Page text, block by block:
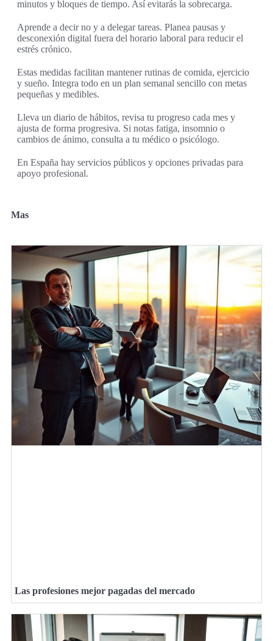
minutos y bloques de tiempo. Así evitarás la sobrecarga.
Aprende a decir no y a delegar tareas. Planea pausas y
desconexión digital fuera del horario laboral para reducir el
estrés crónico.
Estas medidas facilitan mantener rutinas de comida, ejercicio
y sueño. Integra todo en un plan semanal sencillo con metas
pequeñas y medibles.
Lleva un diario de hábitos, revisa tu progreso cada mes y
ajusta de forma progresiva. Si notas fatiga, insomnio o
cambios de ánimo, consulta a tu médico o psicólogo.
En España hay servicios públicos y opciones privadas para
apoyo profesional.
Mas
Las profesiones mejor pagadas del mercado